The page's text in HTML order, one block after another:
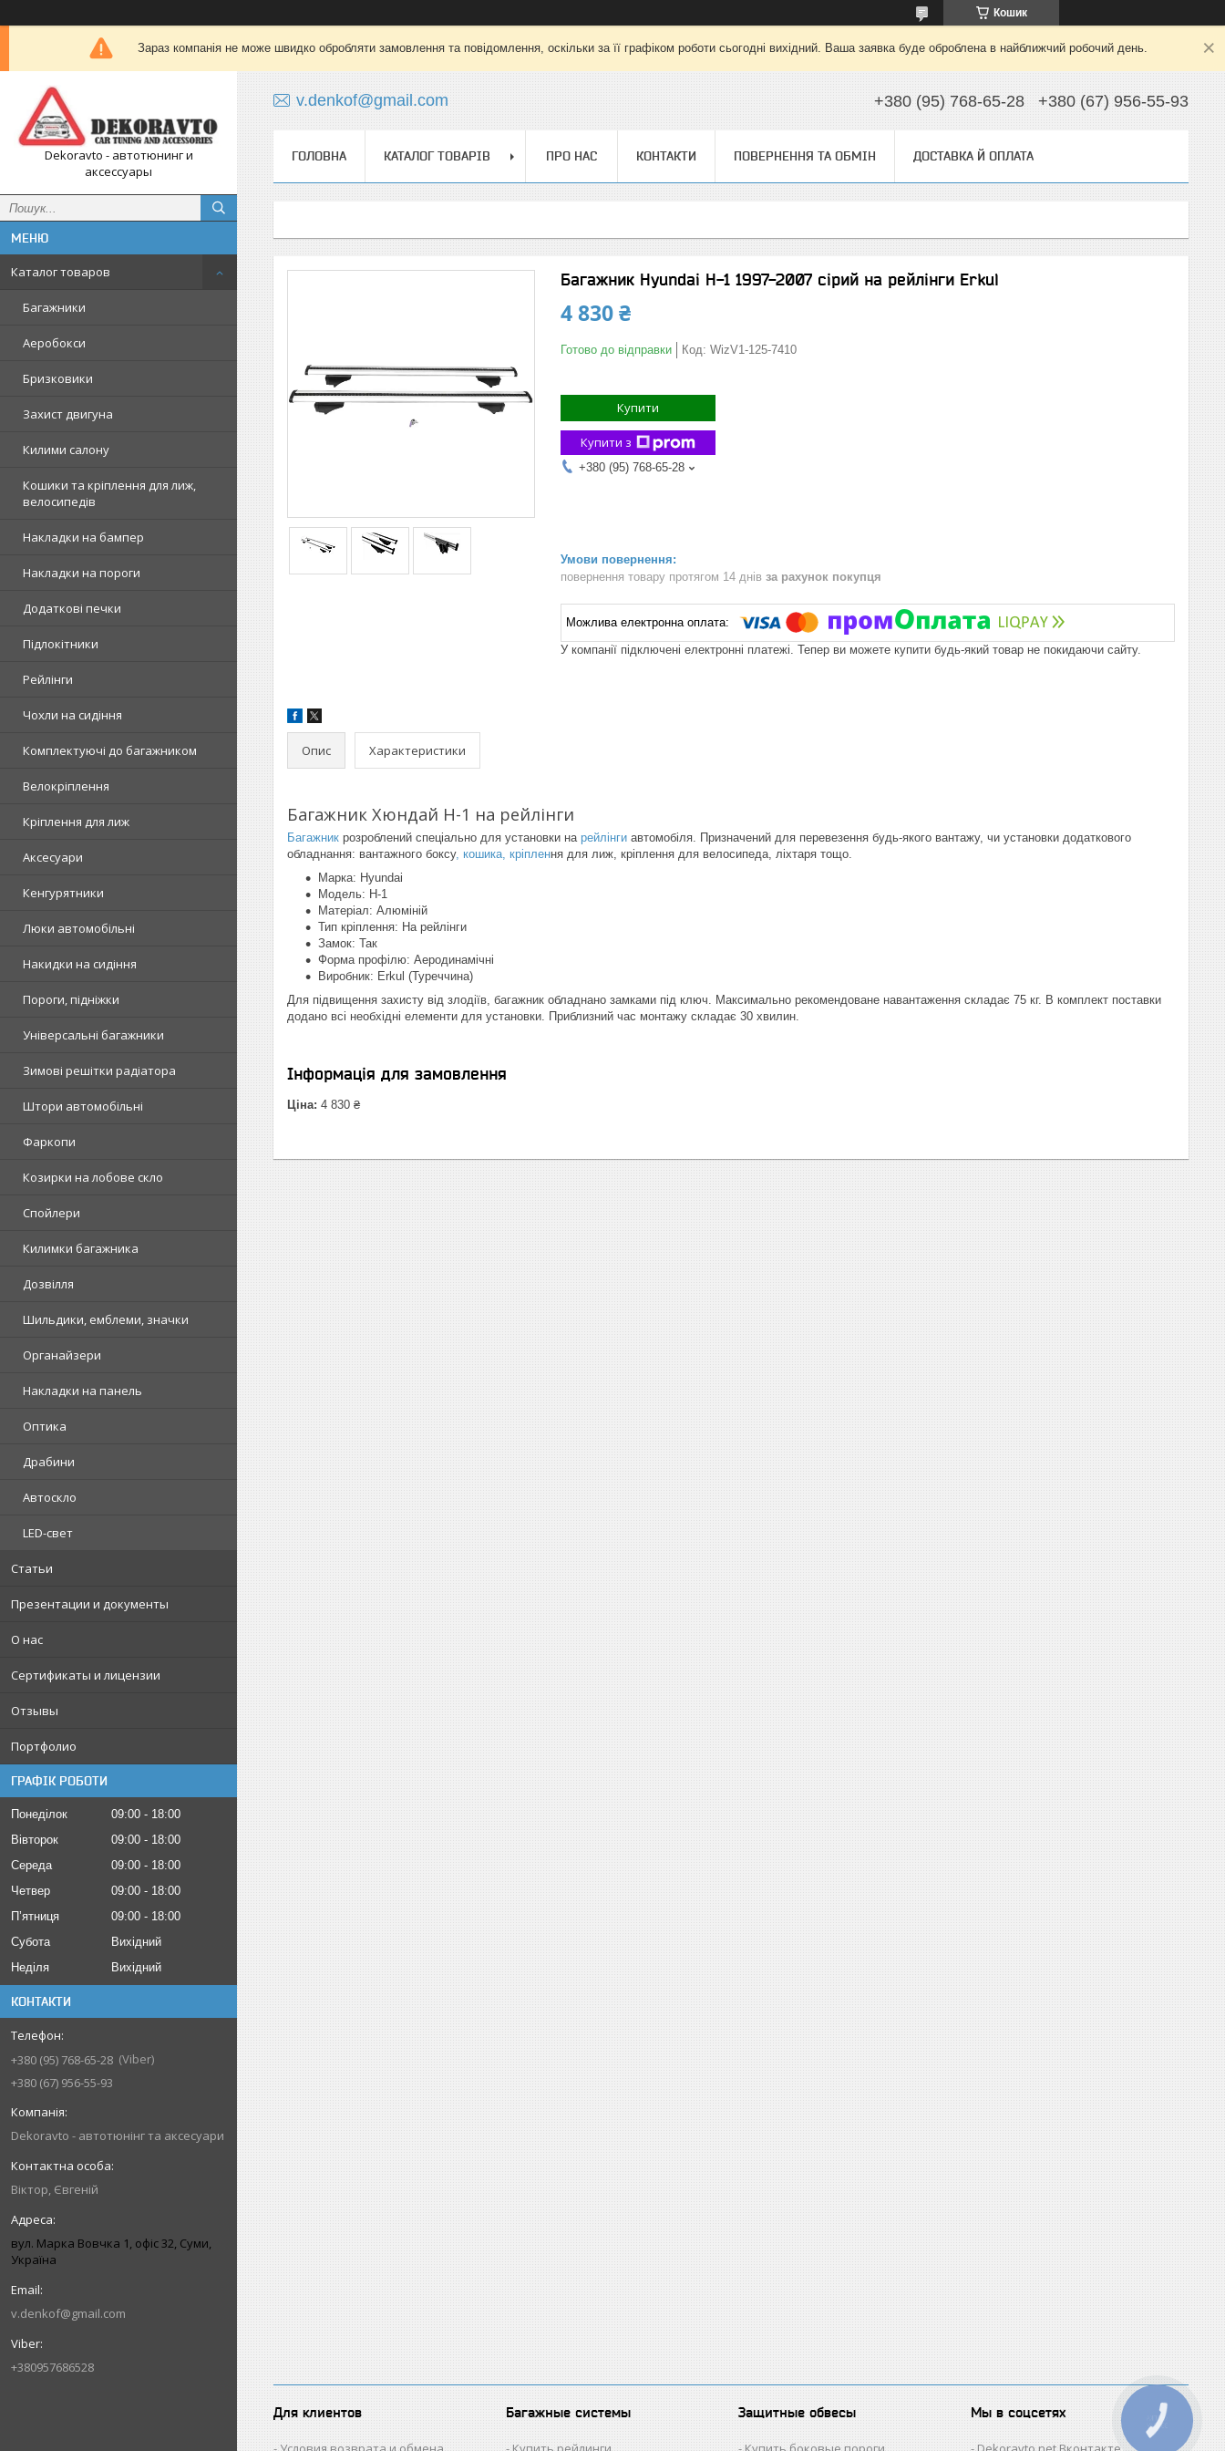
Кошик
Зараз компанія не може швидко обробляти замовлення та повідомлення, оскільки за її графіком роботи сьогодні вихідний. Ваша заявка буде оброблена в найближчий робочий день.
Dekoravto - автотюнинг и
аксессуары
Каталог товаров
Багажники
Аеробокси
Бризковики
Захист двигуна
Килими салону
Кошики та кріплення для лиж,
велосипедів
Накладки на бампер
Накладки на пороги
Додаткові печки
Підлокітники
Рейлінги
Чохли на сидіння
Комплектуючі до багажником
Велокріплення
Кріплення для лиж
Аксесуари
Кенгурятники
Люки автомобільні
Накидки на сидіння
Пороги, підніжки
Універсальні багажники
Зимові решітки радіатора
Штори автомобільні
Фаркопи
Козирки на лобове скло
Спойлери
Килимки багажника
Дозвілля
Шильдики, емблеми, значки
Органайзери
Накладки на панель
Оптика
Драбини
Автоскло
LED-свет
Статьи
Презентации и документы
О нас
Сертификаты и лицензии
Отзывы
Портфолио
ГРАФІК РОБОТИ
Понеділок 09:00
18:00
Вівторок
09:00
18:00
Середа
09:00
18:00
Четвер
09:00
18:00
Пʼятниця
09:00
18:00
Субота
Вихідний
Неділя
Вихідний
КОНТАКТИ
+380 (95) 768-65-28 Viber
+380 (67) 956-55-93
Dekoravto - автотюнінг та аксесуари
Віктор, Євгеній
вул. Марка Вовчка 1, офіс 32, Суми,
Україна
v.denkof@gmail.com
+380957686528
v.denkof@gmail.com +380 (95) 768-65-28 +380 (67) 956-55-93
ГОЛОВНА КАТАЛОГ ТОВАРІВ ПРО НАС КОНТАКТИ ПОВЕРНЕННЯ ТА ОБМІН ДОСТАВКА Й ОПЛАТА
Багажник Hyundai H-1 1997-2007 сірий на рейлінги Erkul
4 830 ₴
Готово до відправки Код: WizV1-125-7410
Купити
Купити з
+380 (95) 768-65-28
повернення товару протягом 14 днів за рахунок покупця
У компанії підключені електронні платежі. Тепер ви можете купити будь-який товар не покидаючи сайту.
Опис Характеристики
Багажник Хюндай Н-1 на рейлінги
Багажник розроблений спеціально для установки на рейлінги автомобіля. Призначений для перевезення будь-якого вантажу, чи установки додаткового
обладнання: вантажного боксу, кошика, кріплення для лиж, кріплення для велосипеда, ліхтаря тощо.
Марка: Hyundai
Модель: H-1
Матеріал: Алюміній
Тип кріплення: На рейлінги
Замок: Так
Форма профілю: Аеродинамічні
Виробник: Erkul (Туреччина)
Для підвищення захисту від злодіїв, багажник обладнано замками під ключ. Максимально рекомендоване навантаження складає 75 кг. В комплект поставки
додано всі необхідні елементи для установки. Приблизний час монтажу складає 30 хвилин.
Інформація для замовлення
Ціна: 4 830 ₴
Для клиентов Багажные системы Защитные обвесы Мы в соцсетях
КНОПКА
ЗВ'ЯЗКУ